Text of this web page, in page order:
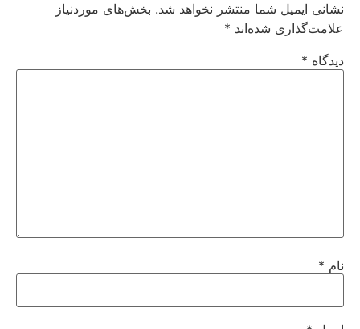
نشانی ایمیل شما منتشر نخواهد شد. بخش‌های موردنیاز
علامت‌گذاری شده‌اند *
دیدگاه *
نام *